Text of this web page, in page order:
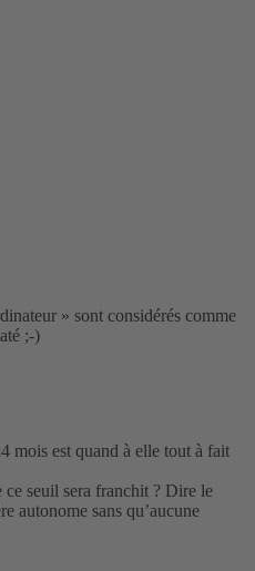
» sont considérés comme
;-)
mois est quand à elle tout à fait
ce seuil sera franchit ? Dire le
autonome sans qu’aucune